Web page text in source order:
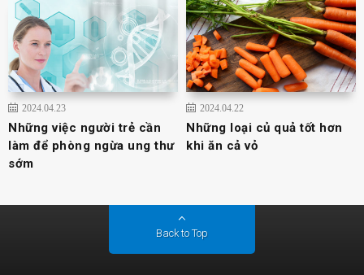
2024.04.23
Những việc người trẻ cần
làm để phòng ngừa ung thư
sớm
2024.04.22
Những loại củ quả tốt hơn
khi ăn cả vỏ
Back to Top